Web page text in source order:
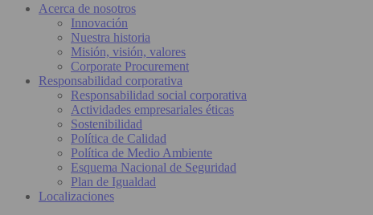
Acerca de nosotros
Innovación
Nuestra historia
Misión, visión, valores
Corporate Procurement
Responsabilidad corporativa
Responsabilidad social corporativa
Actividades empresariales éticas
Sostenibilidad
Política de Calidad
Política de Medio Ambiente
Esquema Nacional de Seguridad
Plan de Igualdad
Localizaciones